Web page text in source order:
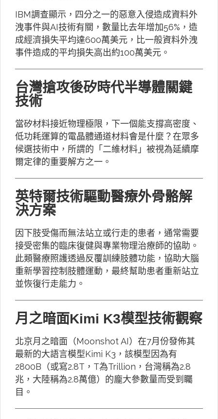
IBM調查顯示，四分之一的惡意入侵造成資料外
洩事件與AI技術有關，數量比去年增加56%，造
成經濟損失平均達600萬美元，比一般資料外洩
事件造成的平均損失高出約100萬美元。
台灣搶攻後矽時代半導體關鍵
技術
當矽材料接近物理極限，下一個能支撐高密度、
低功耗運算的電晶體通道材料會是什麼？在眾多
候選技術中，所謂的「二維材料」被視為延續摩
爾定律的重要解方之一。
英特爾技術驅動醫療外骨骼解
決方案
因下肢受傷而無法站立或行走的患者，通常需要
接受密集的臨床復健與專業物理治療師的協助。
此類醫療照護透過反覆訓練肢體功能，協助大腦
重新學習控制肢體運動，最終幫助患者重新站立
並恢復行走能力。
月之暗面Kimi K3模型技術觀察
北京月之暗面（Moonshot AI）在7月份發佈其
最新的大語言模型Kimi K3，該模型因為有
2800B（或寫2.8T，T為Trillion，台灣稱為2.8
兆，大陸稱為2.8萬億）的龐大參數量而受到矚
目。